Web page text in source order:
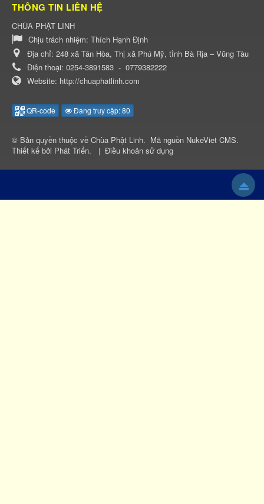
THÔNG TIN LIÊN HỆ
CHÙA PHẬT LINH
Chịu trách nhiệm: Thích Hạnh Định
Địa chỉ: 248 xã Tân Hòa, Thị xã Phú Mỹ, tỉnh Bà Rịa – Vũng Tàu
Điện thoại: 0254-3891583 - 0779382222
Website: http://chuaphatlinh.com
QR-code Đang truy cập: 80
© Bản quyền thuộc về Chùa Phật Linh. Mã nguồn NukeViet CMS.
Thiết kế bởi Phát Triển. | Điều khoản sử dụng